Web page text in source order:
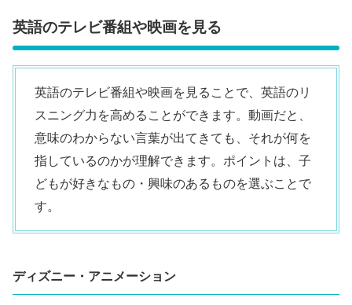
英語のテレビ番組や映画を見る
英語のテレビ番組や映画を見ることで、英語のリ
スニング力を高めることができます。動画だと、
意味のわからない言葉が出てきても、それが何を
指しているのかが理解できます。ポイントは、子
どもが好きなもの・興味のあるものを選ぶことで
す。
ディズニー・アニメーション